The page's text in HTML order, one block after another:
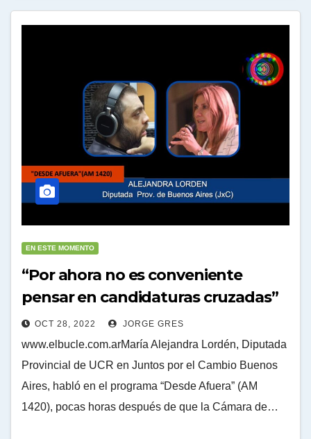
EN ESTE MOMENTO
“Por ahora no es conveniente
pensar en candidaturas cruzadas”
OCT 28, 2022 JORGE GRES
www.elbucle.com.arMaría Alejandra Lordén, Diputada
Provincial de UCR en Juntos por el Cambio Buenos
Aires, habló en el programa “Desde Afuera” (AM
1420), pocas horas después de que la Cámara de…